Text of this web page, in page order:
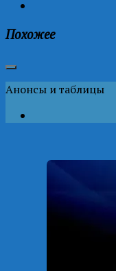
Похожее
Анонсы и таблицы